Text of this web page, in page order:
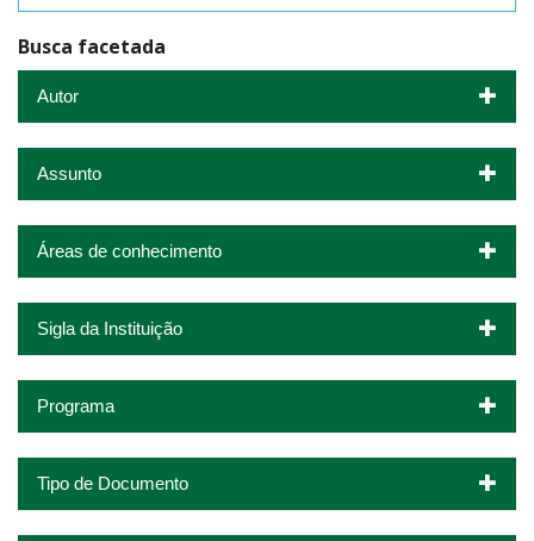
Busca facetada
Autor
Assunto
Áreas de conhecimento
Sigla da Instituição
Programa
Tipo de Documento